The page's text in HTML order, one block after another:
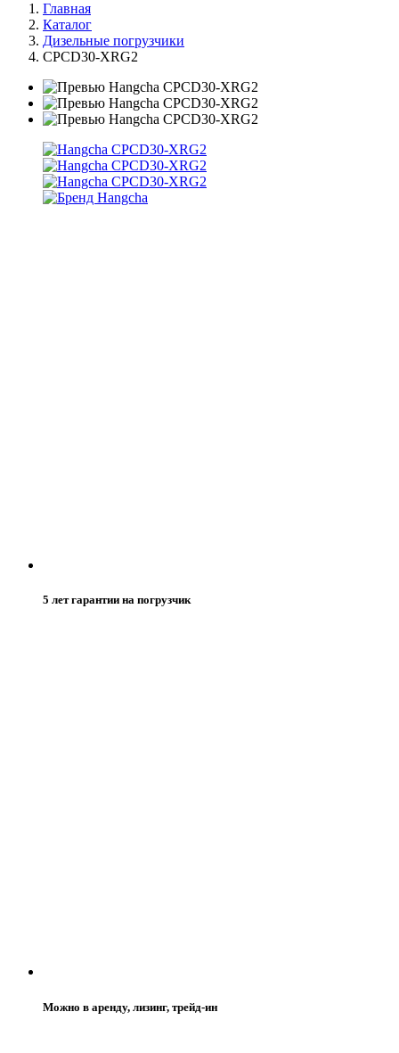
Главная
Каталог
Дизельные погрузчики
CPCD30-XRG2
5 лет гарантии на погрузчик
Можно в аренду, лизинг, трейд-ин